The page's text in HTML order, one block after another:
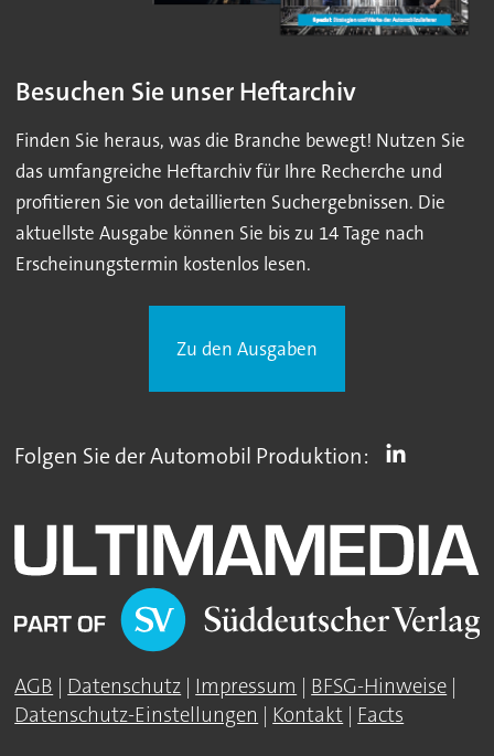
Besuchen Sie unser Heftarchiv
Finden Sie heraus, was die Branche bewegt! Nutzen Sie
das umfangreiche Heftarchiv für Ihre Recherche und
profitieren Sie von detaillierten Suchergebnissen. Die
aktuellste Ausgabe können Sie bis zu 14 Tage nach
Erscheinungstermin kostenlos lesen.
Zu den Ausgaben
Folgen Sie der Automobil Produktion:
AGB | Datenschutz | Impressum | BFSG-Hinweise |
Datenschutz-Einstellungen | Kontakt | Facts